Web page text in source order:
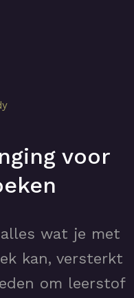
voor
wat je met
kan, versterkt
om leerstof